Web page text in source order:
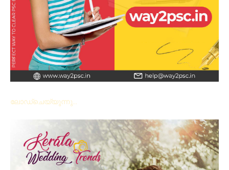
ലോഡ്ചെയ്യുന്നു...